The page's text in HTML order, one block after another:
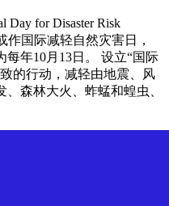
Day for Disaster Risk
作国际减轻自然灾害日，
每年10月13日。 设立“国际
的行动，减轻由地震、风
森林大火、蚱蜢和蝗虫、